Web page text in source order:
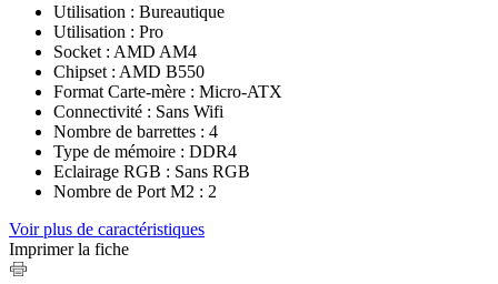
Utilisation : Bureautique
Utilisation : Pro
Socket : AMD AM4
Chipset : AMD B550
Format Carte-mère : Micro-ATX
Connectivité : Sans Wifi
Nombre de barrettes : 4
Type de mémoire : DDR4
Eclairage RGB : Sans RGB
Nombre de Port M2 : 2
Voir plus de caractéristiques
Imprimer la fiche